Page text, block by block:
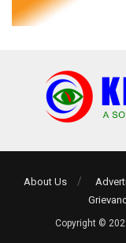
About Us
Copyright ©